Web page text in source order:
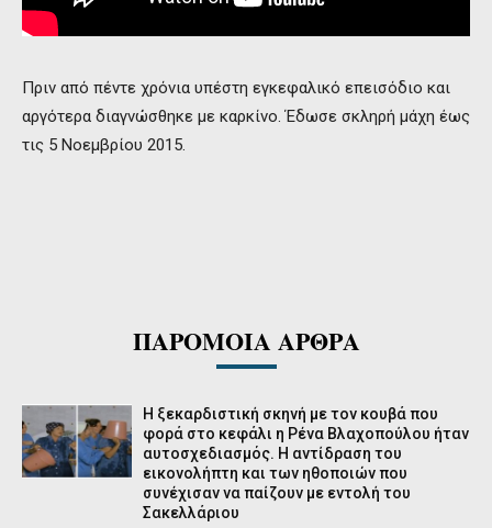
Πριν από πέντε χρόνια υπέστη εγκεφαλικό επεισόδιο και
αργότερα διαγνώσθηκε με καρκίνο. Έδωσε σκληρή μάχη έως
τις 5 Νοεμβρίου 2015.
ΠΑΡΟΜΟΙΑ ΑΡΘΡΑ
Η ξεκαρδιστική σκηνή με τον κουβά που
φορά στο κεφάλι η Ρένα Βλαχοπούλου ήταν
αυτοσχεδιασμός. Η αντίδραση του
εικονολήπτη και των ηθοποιών που
συνέχισαν να παίζουν με εντολή του
Σακελλάριου